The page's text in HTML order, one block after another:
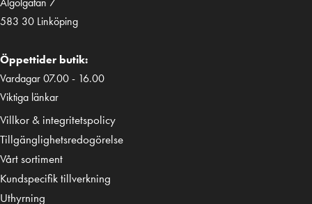
583 30 Linköping
Öppettider butik:
Vardagar 07.00 - 16.00
Viktiga länkar
Villkor & integritetspolicy
Tillgänglighetsredogörelse
Vårt sortiment
Kundspecifik tillverkning
Uthyrning